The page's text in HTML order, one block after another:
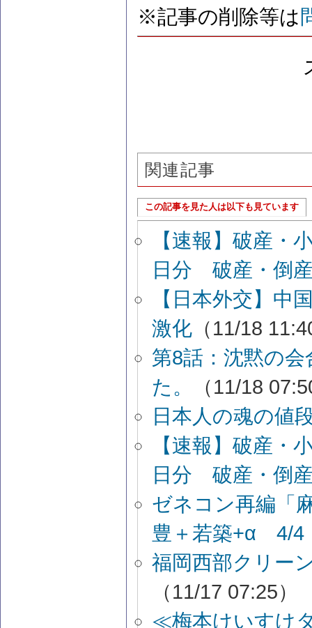
※記事の削除等は
関連記事
この記事を見た人は以下も見ています
【速報】破産
日分 破産・倒
【日本外交】中
激化 （11/18
第8話：沈黙の
た。
（11/18
日本人の魂の値
【速報】破産
日分 破産・倒
ゼネコン再編「
豊＋若築+α 4/4
福岡西部クリー
（11/17 07:25）
≪梅本けいすけ